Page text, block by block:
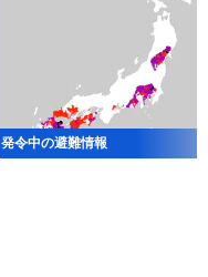
発令中の避難情報